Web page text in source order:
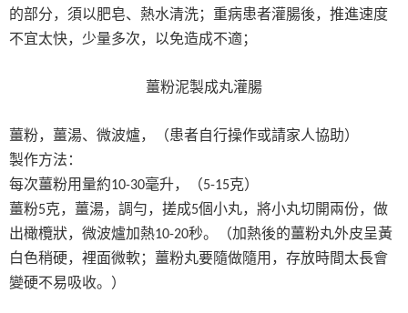
的部分，須以肥皂、熱水清洗；重病患者灌腸後，推進速度
不宜太快，少量多次，以免造成不適；
薑粉泥製成丸灌腸
薑粉，薑湯、微波爐，（患者自行操作或請家人協助）
製作方法：
每次薑粉用量約10-30毫升，（5-15克）
薑粉5克，薑湯，調勻，搓成5個小丸，將小丸切開兩份，做
出橄欖狀，微波爐加熱10-20秒。（加熱後的薑粉丸外皮呈黃
白色稍硬，裡面微軟；薑粉丸要隨做隨用，存放時間太長會
變硬不易吸收。）